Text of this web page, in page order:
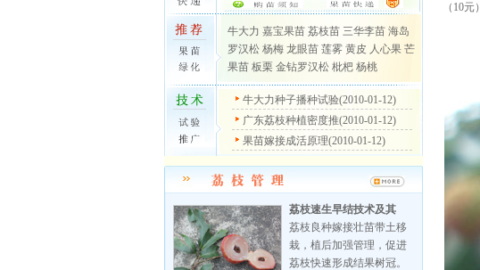
牛大力 嘉宝果苗 荔枝苗 三华李苗 海岛
罗汉松 杨梅 龙眼苗 莲雾 黄皮 人心果 芒
果苗 板栗 金钻罗汉松 枇杷 杨桃
牛大力种子播种试验(2010-01-12)
广东荔枝种植密度推(2010-01-12)
果苗嫁接成活原理(2010-01-12)
荔枝速生早结技术及其
荔枝良种嫁接壮苗带土移
栽，植后加强管理，促进
荔枝快速形成结果树冠。
（10元）